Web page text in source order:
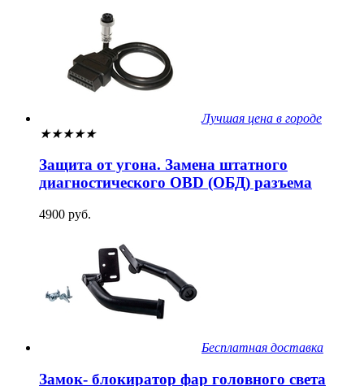
Лучшая цена в городе
★★★★★
Защита от угона. Замена штатного
диагностического OBD (ОБД) разъема
4900 руб.
Бесплатная доставка
Замок- блокиратор фар головного света